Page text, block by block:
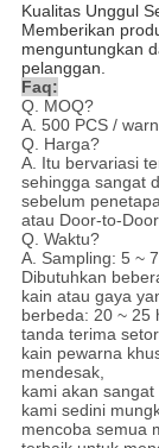
Kualitas Unggul
Memberikan
menguntungkan
pelanggan.
Faq:
Q. MOQ?
A. 500 PCS /
Q. Harga?
A. Itu bervariasi
sehingga sangat
sebelum
atau Door-to-
Q. Waktu?
A. Sampling: 5 ~
Dibutuhkan
kain atau gaya
berbeda: 20 ~ 25
tanda terima
kain pewarna
mendesak,
kami akan
kami sedini
mencoba semua